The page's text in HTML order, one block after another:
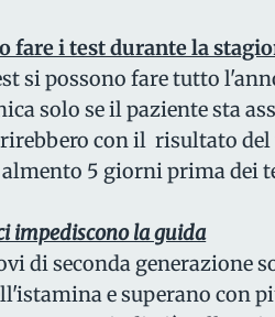
fare i test durante la
si possono fare tutto
solo se il paziente sta
con il risultato
almento 5 giorni prima dei
impediscono la guida
di seconda generazione
e superano con